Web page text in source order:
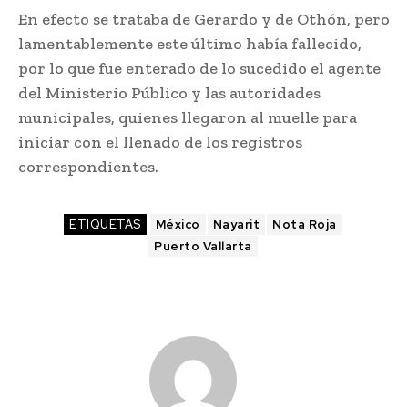
En efecto se trataba de Gerardo y de Othón, pero
lamentablemente este último había fallecido,
por lo que fue enterado de lo sucedido el agente
del Ministerio Público y las autoridades
municipales, quienes llegaron al muelle para
iniciar con el llenado de los registros
correspondientes.
ETIQUETAS México Nayarit
Nota Roja
Puerto Vallarta